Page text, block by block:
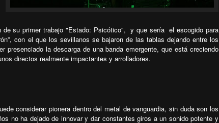
su primer trabajo "Estado: Psicótico", y que sería el escogido para
con el que los sevillanos se bajaron de las tablas dejando entre los
la descarga de una banda emergente, que está creciendo
directos realmente impactantes y arrolladores.
considerar pionera dentro del metal de vanguardia, sin duda son los
no ha dejado de innovar y dar constantes giros a un sonido potente y